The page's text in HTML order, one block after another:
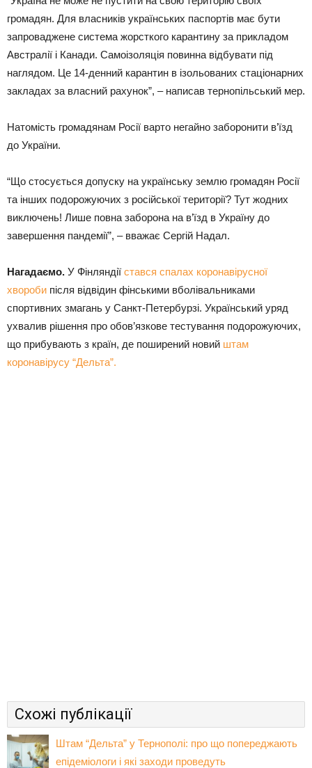
громадян. Для власників українських паспортів має бути
запроваджене система жорсткого карантину за прикладом
Австралії і Канади. Самоізоляція повинна відбувати під
наглядом. Це 14-денний карантин в ізольованих стаціонарних
закладах за власний рахунок”, – написав тернопільський мер.
Натомість громадянам Росії варто негайно заборонити в’їзд
до України.
“Що стосується допуску на українську землю громадян Росії
та інших подорожуючих з російської території? Тут жодних
виключень! Лише повна заборона на в’їзд в Україну до
завершення пандемії”, – вважає Сергій Надал.
Нагадаємо. У Фінляндії стався спалах коронавірусної
хвороби після відвідин фінськими вболівальниками
спортивних змагань у Санкт-Петербурзі. Український уряд
ухвалив рішення про обов’язкове тестування подорожуючих,
що прибувають з країн, де поширений новий штам
коронавірусу “Дельта”.
Схожі публікації
Штам “Дельта” у Тернополі: про що попереджають
епідеміологи і які заходи проведуть